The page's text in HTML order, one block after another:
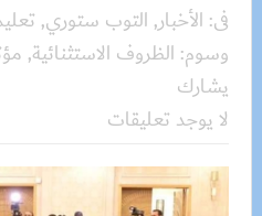
فى: الأخبار, التوب ستوري,
وسوم: الظروف الاستثنائية,
يشارك
لا يوجد تعليقات